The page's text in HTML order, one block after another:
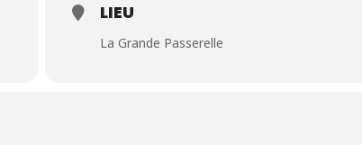
LIEU
La Grande Passerelle